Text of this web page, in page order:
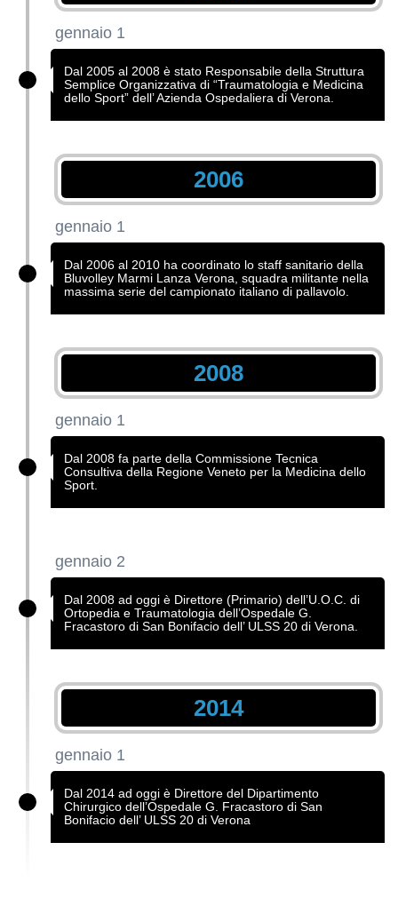
gennaio 1
Dal 2005 al 2008 è stato Responsabile della Struttura
Semplice Organizzativa di “Traumatologia e Medicina
dello Sport” dell’ Azienda Ospedaliera di Verona.
2006
gennaio 1
Dal 2006 al 2010 ha coordinato lo staff sanitario della
Bluvolley Marmi Lanza Verona, squadra militante nella
massima serie del campionato italiano di pallavolo.
2008
gennaio 1
Dal 2008 fa parte della Commissione Tecnica
Consultiva della Regione Veneto per la Medicina dello
Sport.
gennaio 2
Dal 2008 ad oggi è Direttore (Primario) dell’U.O.C. di
Ortopedia e Traumatologia dell’Ospedale G.
Fracastoro di San Bonifacio dell’ ULSS 20 di Verona.
2014
gennaio 1
Dal 2014 ad oggi è Direttore del Dipartimento
Chirurgico dell’Ospedale G. Fracastoro di San
Bonifacio dell’ ULSS 20 di Verona